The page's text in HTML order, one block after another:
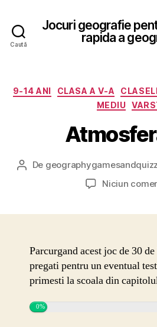
Caută
Jocuri geografie
rapida a
9-14 ANI CLASA A V-A
MEDIU
Autor
De
Niciun
Parcurgand acest joc de 30
pregati pentru un eventual
primesti la scoala din
0%